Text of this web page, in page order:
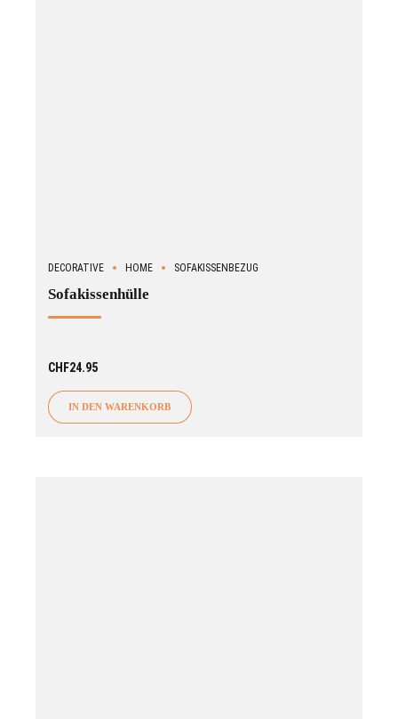
DECORATIVE HOME SOFAKISSENBEZUG
Sofakissenhülle
CHF24.95
IN DEN WARENKORB